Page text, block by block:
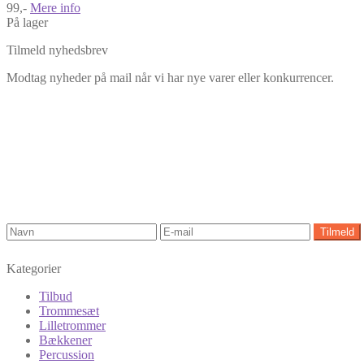
99,- Mere info
På lager
Tilmeld nyhedsbrev
Modtag nyheder på mail når vi har nye varer eller konkurrencer.
Kategorier
Tilbud
Trommesæt
Lilletrommer
Bækkener
Percussion